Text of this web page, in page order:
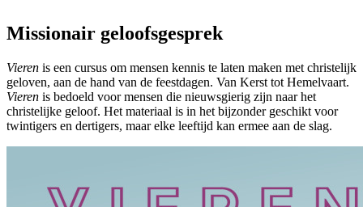
Missionair geloofsgesprek
Vieren is een cursus om mensen kennis te laten maken met christelijk
geloven, aan de hand van de feestdagen. Van Kerst tot Hemelvaart.
Vieren is bedoeld voor mensen die nieuwsgierig zijn naar het
christelijke geloof. Het materiaal is in het bijzonder geschikt voor
twintigers en dertigers, maar elke leeftijd kan ermee aan de slag.